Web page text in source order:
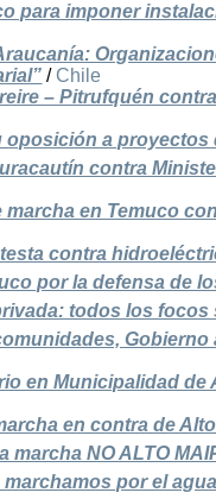
para imponer
/ Chile
– Pitrufquén
oposición a proyectos
contra
en Temuco
contra
por la defensa de
todos los focos
en Municipalidad
en contra de
marcha NO ALTO
por el